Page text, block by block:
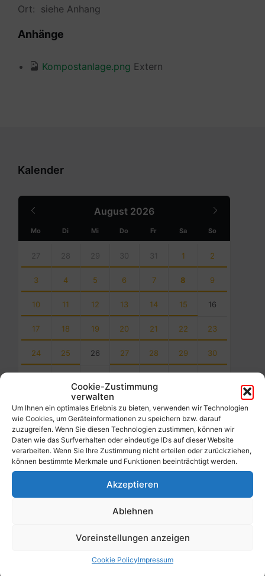
Cookie-Zustimmung
verwalten
Um Ihnen ein optimales Erlebnis zu bieten, verwenden wir Technologien
wie Cookies, um Geräteinformationen zu speichern bzw. darauf
zuzugreifen. Wenn Sie diesen Technologien zustimmen, können wir
Daten wie das Surfverhalten oder eindeutige IDs auf dieser Website
verarbeiten. Wenn Sie Ihre Zustimmung nicht erteilen oder zurückziehen,
können bestimmte Merkmale und Funktionen beeinträchtigt werden.
Akzeptieren
Ablehnen
Voreinstellungen anzeigen
Cookie PolicyImpressum
Ort: siehe Anhang
Anhänge
Kompostanlage.png Extern
Kalender
August 2026
Month
Mo Di Mi Do Fr Sa So
calendar
days
27 28 29 30 31 1 2
3 4 5 6 7 8 9
10 11 12 13 14 15 16
17 18 19 20 21 22 23
24 25 26 27 28 29 30
to
calendar
days
Filter
Filter